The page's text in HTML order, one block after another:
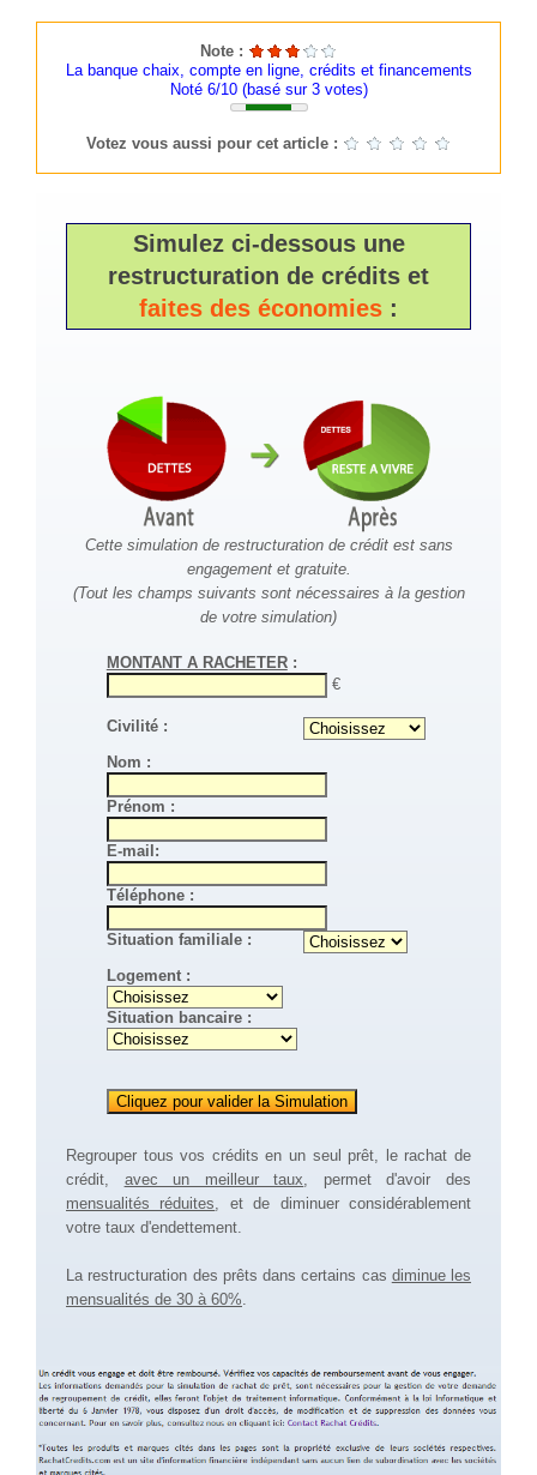
Note :
La banque chaix, compte en ligne, crédits et financements
Noté 6/10 (basé sur 3votes)
Votez vous aussi pour cet article :
Simulez ci-dessous une
restructuration de crédits et
faites des économies :
Cette simulation de restructuration de crédit est sans
engagement et gratuite.
(Tout les champs suivants sont nécessaires à la gestion
de votre simulation)
MONTANT A RACHETER:
€
Civilité :
Nom :
Prénom :
E-mail:
Téléphone :
Situation familiale :
Logement :
Situation bancaire :
Regrouper tous vos crédits en un seul prêt, le rachat de
crédit, avec un meilleur taux , permet d'avoir des
mensualités réduites , et de diminuer considérablement
votre taux d'endettement.
La restructuration des prêts dans certains cas diminue les
mensualités de 30 à 60%